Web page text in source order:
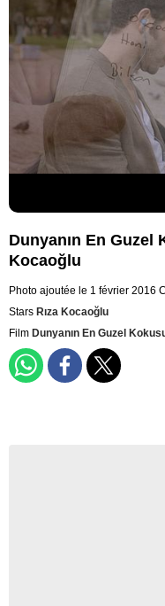
Dunyanın En Guzel
Kocaoğlu
Photo ajoutée le 1 février 2016
Stars Rıza Kocaoğlu
Film Dunyanın En Guzel